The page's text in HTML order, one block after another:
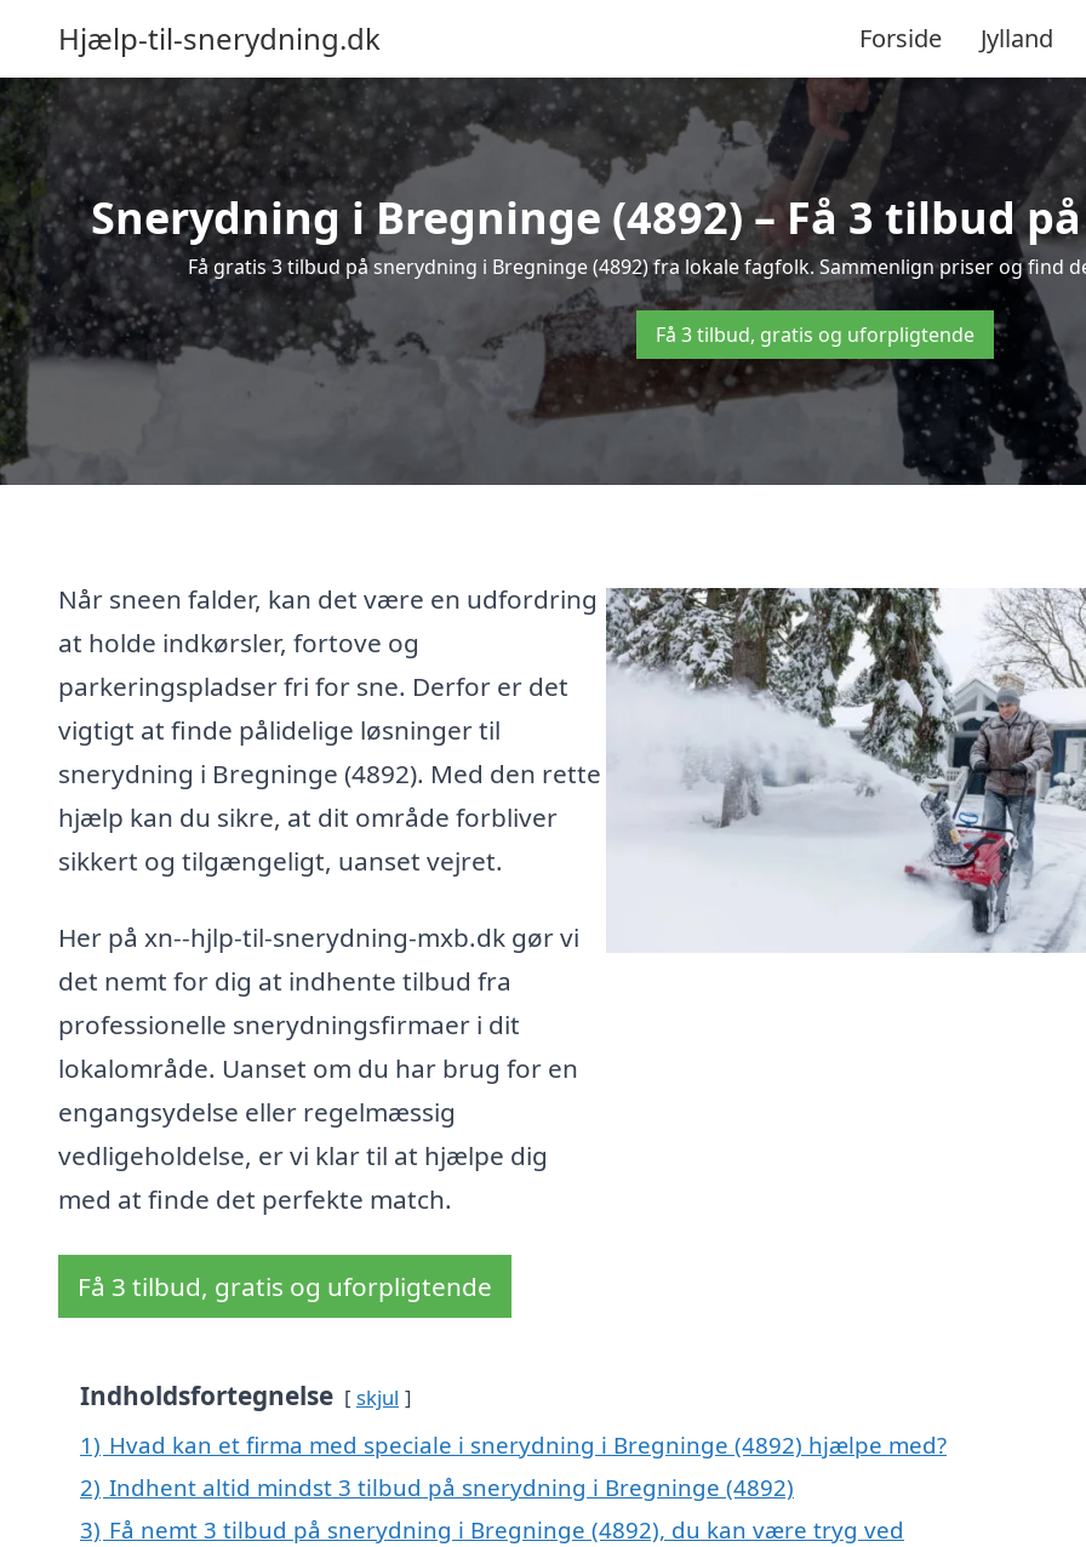
Hjælp-til-snerydning.dk Forside Jylland
Snerydning i Bregninge (4892) – Få 3 tilbud
Få gratis 3 tilbud på snerydning i Bregninge (4892) fra lokale fagfolk. Sammenlign priser og find
Få 3 tilbud, gratis og uforpligtende
Når sneen falder, kan det være en udfordring
at holde indkørsler, fortove og
parkeringspladser fri for sne. Derfor er det
vigtigt at finde pålidelige løsninger til
snerydning i Bregninge (4892). Med den rette
hjælp kan du sikre, at dit område forbliver
sikkert og tilgængeligt, uanset vejret.
Her på xn--hjlp-til-snerydning-mxb.dk gør vi
det nemt for dig at indhente tilbud fra
professionelle snerydningsfirmaer i dit
lokalområde. Uanset om du har brug for en
engangsydelse eller regelmæssig
vedligeholdelse, er vi klar til at hjælpe dig
med at finde det perfekte match.
Få 3 tilbud, gratis og uforpligtende
Indholdsfortegnelse skjul
1) Hvad kan et firma med speciale i snerydning i Bregninge (4892) hjælpe med?
2) Indhent altid mindst 3 tilbud på snerydning i Bregninge (4892)
3) Få nemt 3 tilbud på snerydning i Bregninge (4892), du kan være tryg ved